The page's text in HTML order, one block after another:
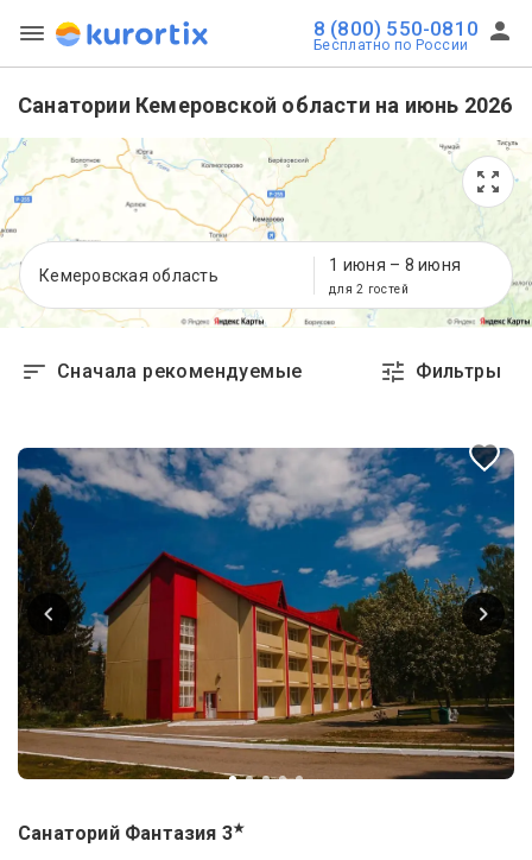
8 (800) 550-0810
Бесплатно по России
Санатории Кемеровской области на июнь 2026
Кемеровская область
1 июня – 8 июня
для 2 гостей
Сначала рекомендуемые Фильтры
Санаторий Фантазия 3★